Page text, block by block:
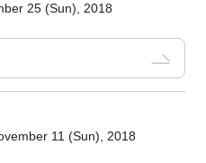
25 (Sun), 2018
11 (Sun), 2018